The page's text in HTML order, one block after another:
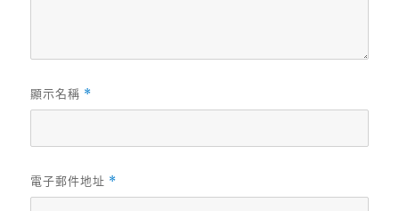
顯示名稱 *
電子郵件地址 *